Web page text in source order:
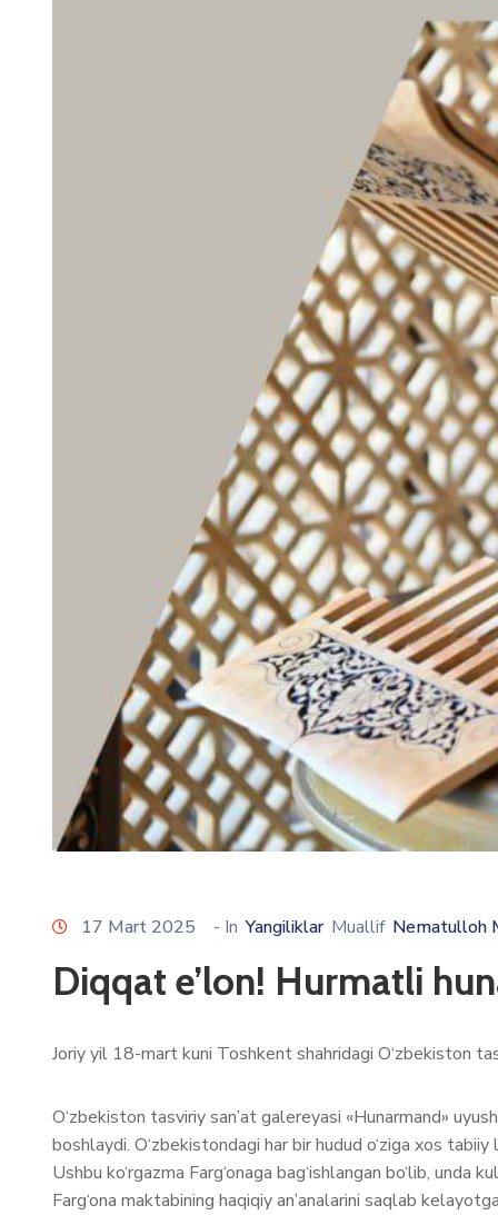
17 Mart 2025 - In Yangiliklar Muallif Nematulloh
Diqqat e’lon! Hurmatli
Joriy yil 18-mart kuni Toshkent shahridagi O‘zbekiston
O‘zbekiston tasviriy san’at galereyasi «Hunarmand»
boshlaydi. O‘zbekistondagi har bir hudud o‘ziga xos
Ushbu ko‘rgazma Farg‘onaga bag‘ishlangan bo‘lib,
Farg‘ona maktabining haqiqiy an’analarini saqlab